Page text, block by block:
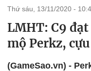
thứ sáu, 13/11/2020 -
LMHT: C9
mộ Perkz,
(GameSao.vn) -